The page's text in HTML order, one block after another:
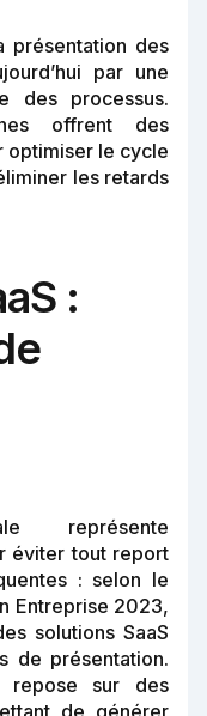
présentation des
par une
des processus.
offrent des
optimiser le cycle
les retards
:
représente
éviter tout report
: selon le
Entreprise 2023,
solutions SaaS
de présentation.
repose sur des